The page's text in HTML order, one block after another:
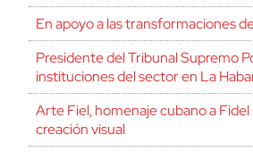
En apoyo a las transformaciones
Presidente del Tribunal Supremo
instituciones del sector en La
Arte Fiel, homenaje cubano a
creación visual